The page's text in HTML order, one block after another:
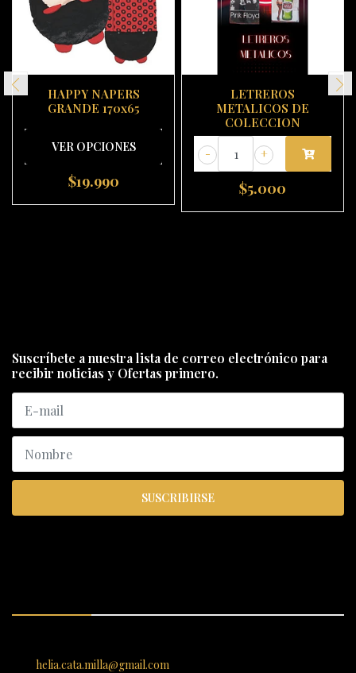
HAPPY NAPERS
GRANDE 170x65
VER OPCIONES
$19.990
LETREROS
METALICOS DE
COLECCION
+
-
$5.000
Suscríbete a nuestra lista de correo electrónico para
recibir noticias y Ofertas primero.
SUSCRIBIRSE
helia.cata.milla@gmail.com